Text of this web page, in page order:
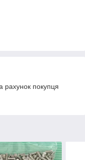
рахунок покупця